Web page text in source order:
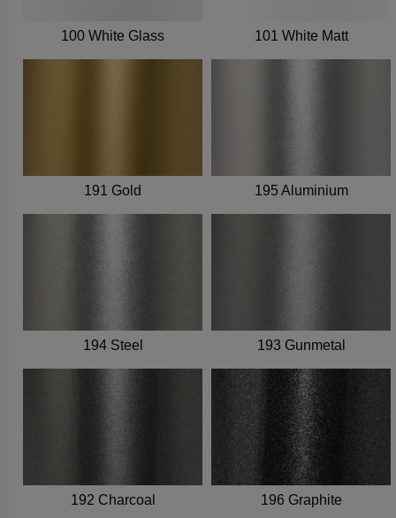
100 White Glass 101 White Matt
191 Gold 195 Aluminium
194 Steel 193 Gunmetal
192 Charcoal 196 Graphite